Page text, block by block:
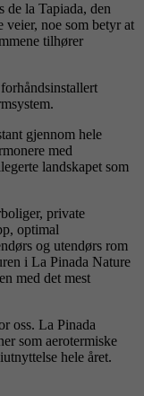
de la Tapiada, den
noe som betyr at
tilhører
gjennom hele
med
landskapet som
private
optimal
og utendørs rom
i La Pinada Nature
med det mest
oss. La Pinada
som aerotermiske
hele året.